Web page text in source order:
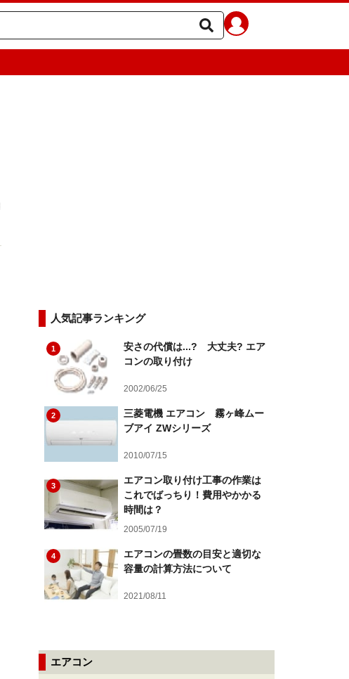
人気記事ランキング
1
安さの代償は...? 大丈夫? エア
コンの取り付け
2002/06/25
2
三菱電機 エアコン 霧ヶ峰ムー
ブアイ ZWシリーズ
2010/07/15
3
エアコン取り付け工事の作業は
これでばっちり！費用やかかる
時間は？
2005/07/19
4
エアコンの畳数の目安と適切な
容量の計算方法について
2021/08/11
エアコン